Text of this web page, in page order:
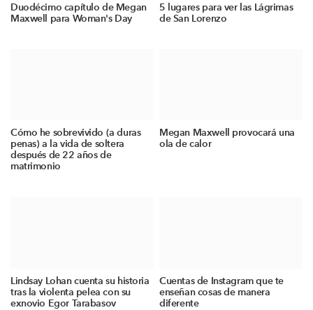
Duodécimo capítulo de Megan
Maxwell para Woman's Day
5 lugares para ver las Lágrimas
de San Lorenzo
Cómo he sobrevivido (a duras
penas) a la vida de soltera
después de 22 años de
matrimonio
Megan Maxwell provocará una
ola de calor
Lindsay Lohan cuenta su historia
tras la violenta pelea con su
exnovio Egor Tarabasov
Cuentas de Instagram que te
enseñan cosas de manera
diferente